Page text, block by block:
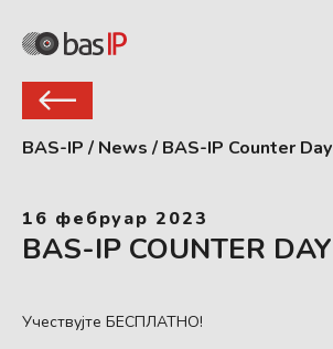
BAS-IP / News / BAS-IP Counter Day
16 фебруар 2023
BAS-IP COUNTER DAY
Учествујте БЕСПЛАТНО!